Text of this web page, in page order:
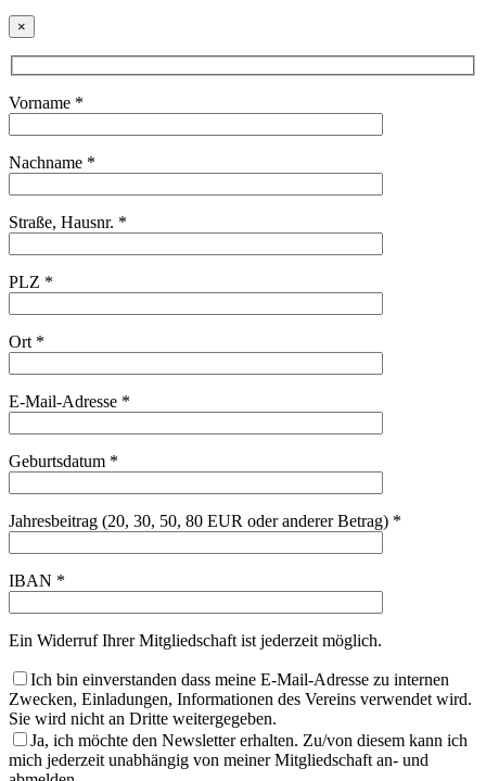
×
Vorname *
Nachname *
Straße, Hausnr. *
PLZ *
Ort *
E-Mail-Adresse *
Geburtsdatum *
Jahresbeitrag (20, 30, 50, 80 EUR oder anderer Betrag) *
IBAN *
Ein Widerruf Ihrer Mitgliedschaft ist jederzeit möglich.
Ich bin einverstanden dass meine E-Mail-Adresse zu internen
Zwecken, Einladungen, Informationen des Vereins verwendet wird.
Sie wird nicht an Dritte weitergegeben.
Ja, ich möchte den Newsletter erhalten. Zu/von diesem kann ich
mich jederzeit unabhängig von meiner Mitgliedschaft an- und